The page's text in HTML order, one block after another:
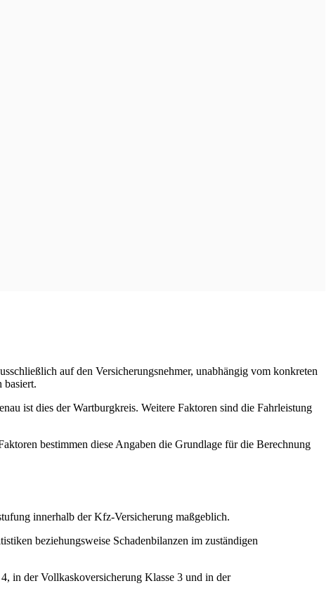
auf den Versicherungsnehmer, unabhängig vom konkreten
basiert.
ist dies der Wartburgkreis. Weitere Faktoren sind die Fahrleistung
bestimmen diese Angaben die Grundlage für die Berechnung
innerhalb der Kfz-Versicherung maßgeblich.
beziehungsweise Schadenbilanzen im zuständigen
in der Vollkaskoversicherung Klasse 3 und in der